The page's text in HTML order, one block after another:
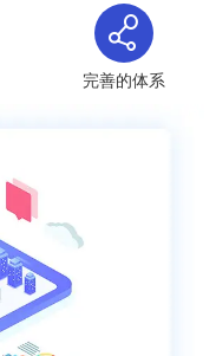
完善的体系